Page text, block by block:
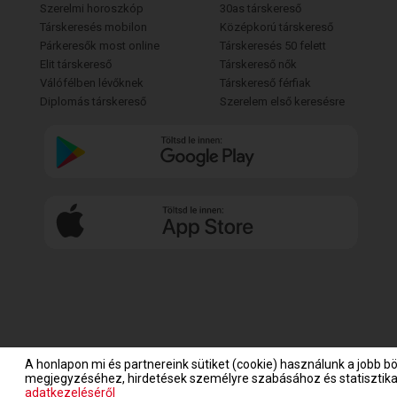
Szerelmi horoszkóp
Társkeresés mobilon
Párkeresők most online
Elit társkereső
Válófélben lévőknek
Diplomás társkereső
30as társkereső
Középkorú társkereső
Társkeresés 50 felett
Társkereső nők
Társkereső férfiak
Szerelem első keresésre
A honlapon mi és partnereink sütiket (cookie) használunk a jobb
megjegyzéséhez, hirdetések személyre szabásához és
adatkezeléséről